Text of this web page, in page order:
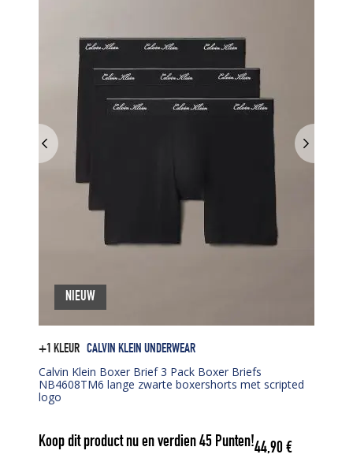
+1 KLEUR CALVIN KLEIN UNDERWEAR
Calvin Klein Boxer Brief 3 Pack Boxer Briefs
NB4608TM6 lange zwarte boxershorts met scripted
logo
Koop dit product nu en verdien45 Punten!44,90€
NIEUW